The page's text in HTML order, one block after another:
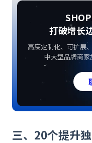
打破增长
高度定制化、可扩展
中大型品牌商
三、20个提升